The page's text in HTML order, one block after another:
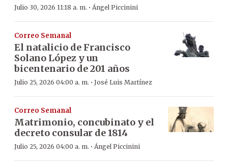
Julio 30, 2026 11:18 a. m. · Ángel Piccinini
Correo Semanal
El natalicio de Francisco
Solano López y un
bicentenario de 201 años
Julio 25, 2026 04:00 a. m. · José Luis Martínez
Correo Semanal
Matrimonio, concubinato y el
decreto consular de 1814
Julio 25, 2026 04:00 a. m. · Ángel Piccinini